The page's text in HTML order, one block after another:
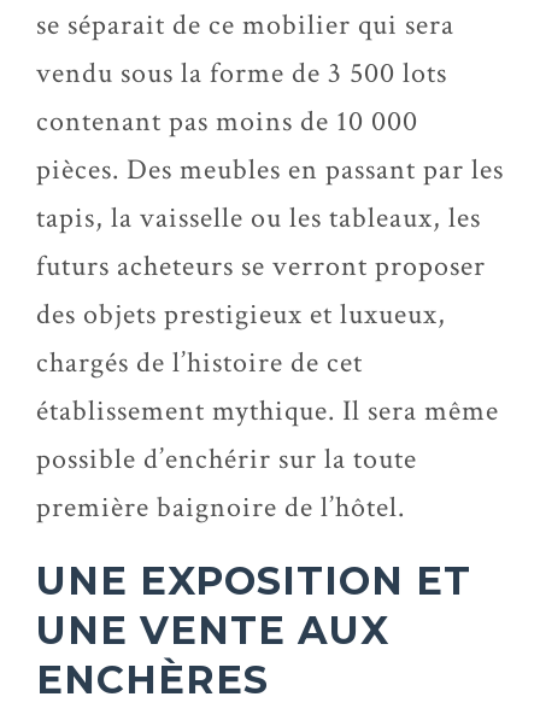
se séparait de ce mobilier qui sera
vendu sous la forme de 3 500 lots
contenant pas moins de 10 000
pièces. Des meubles en passant par les
tapis, la vaisselle ou les tableaux, les
futurs acheteurs se verront proposer
des objets prestigieux et luxueux,
chargés de l’histoire de cet
établissement mythique. Il sera même
possible d’enchérir sur la toute
première baignoire de l’hôtel.
UNE EXPOSITION ET
UNE VENTE AUX
ENCHÈRES